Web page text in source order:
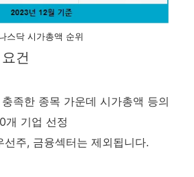
스닥 시가총액 순위
건
족한 종목 가운데 시가총액 등의
개 기업 선정
선주, 금융섹터는 제외됩니다.